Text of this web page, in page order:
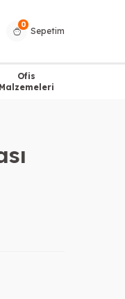
0
Sepetim
Ofis
Malzemeleri